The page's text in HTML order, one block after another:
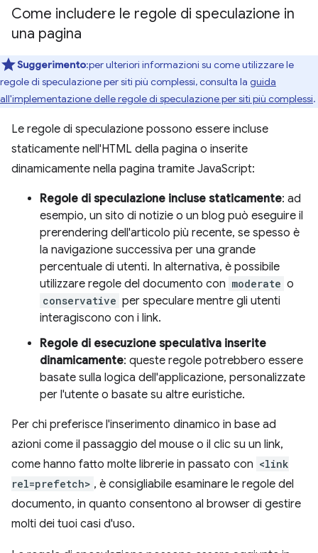
Come includere le regole di speculazione in
una pagina
Suggerimento:per ulteriori informazioni su come utilizzare le
regole di speculazione per siti più complessi, consulta la guida
all'implementazione delle regole di speculazione per siti più complessi.
Le regole di speculazione possono essere incluse
staticamente nell'HTML della pagina o inserite
dinamicamente nella pagina tramite JavaScript:
Regole di speculazione incluse staticamente: ad
esempio, un sito di notizie o un blog può eseguire il
prerendering dell'articolo più recente, se spesso è
la navigazione successiva per una grande
percentuale di utenti. In alternativa, è possibile
utilizzare regole del documento con moderate o
conservative per speculare mentre gli utenti
interagiscono con i link.
Regole di esecuzione speculativa inserite
dinamicamente: queste regole potrebbero essere
basate sulla logica dell'applicazione, personalizzate
per l'utente o basate su altre euristiche.
Per chi preferisce l'inserimento dinamico in base ad
azioni come il passaggio del mouse o il clic su un link,
come hanno fatto molte librerie in passato con <link
rel=prefetch> , è consigliabile esaminare le regole del
documento, in quanto consentono al browser di gestire
molti dei tuoi casi d'uso.